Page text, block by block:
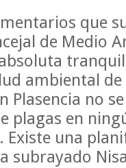
que
de Medio
ambiental
Plasencia no
plagas en
una
subrayado